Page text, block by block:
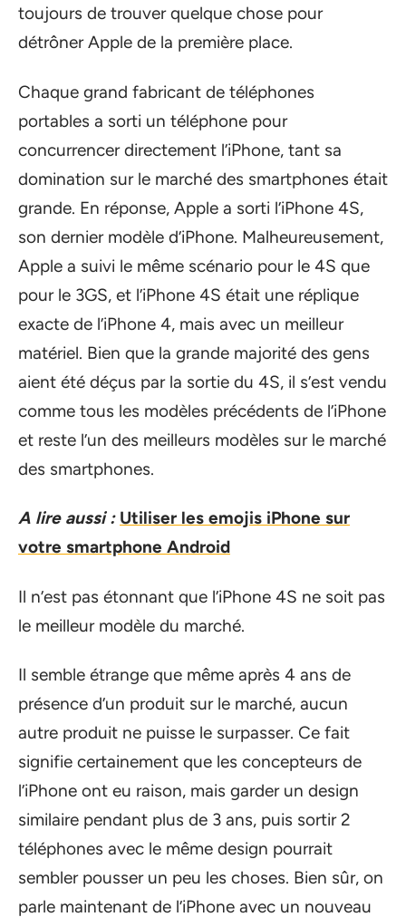
toujours de trouver quelque chose pour
détrôner Apple de la première place.
Chaque grand fabricant de téléphones
portables a sorti un téléphone pour
concurrencer directement l’iPhone, tant sa
domination sur le marché des smartphones était
grande. En réponse, Apple a sorti l’iPhone 4S,
son dernier modèle d’iPhone. Malheureusement,
Apple a suivi le même scénario pour le 4S que
pour le 3GS, et l’iPhone 4S était une réplique
exacte de l’iPhone 4, mais avec un meilleur
matériel. Bien que la grande majorité des gens
aient été déçus par la sortie du 4S, il s’est vendu
comme tous les modèles précédents de l’iPhone
et reste l’un des meilleurs modèles sur le marché
des smartphones.
A lire aussi : Utiliser les emojis iPhone sur
votre smartphone Android
Il n’est pas étonnant que l’iPhone 4S ne soit pas
le meilleur modèle du marché.
Il semble étrange que même après 4 ans de
présence d’un produit sur le marché, aucun
autre produit ne puisse le surpasser. Ce fait
signifie certainement que les concepteurs de
l’iPhone ont eu raison, mais garder un design
similaire pendant plus de 3 ans, puis sortir 2
téléphones avec le même design pourrait
sembler pousser un peu les choses. Bien sûr, on
parle maintenant de l’iPhone avec un nouveau